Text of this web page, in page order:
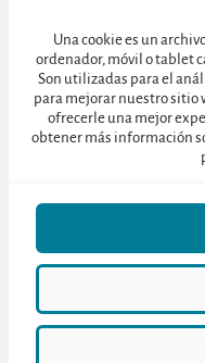
Una cookie es un
ordenador, móvil o tablet
Son utilizadas para el
para mejorar nuestro sitio
ofrecerle una mejor
obtener más información
Política de